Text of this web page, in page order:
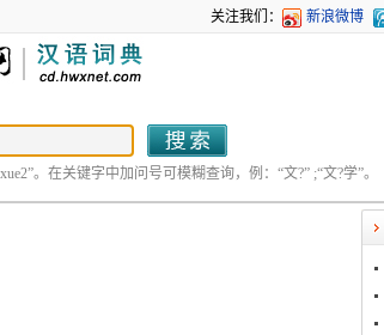
关注我们： 新浪微博
。在关键字中加问号可模糊查询，例：“文?” ;“文?学”。